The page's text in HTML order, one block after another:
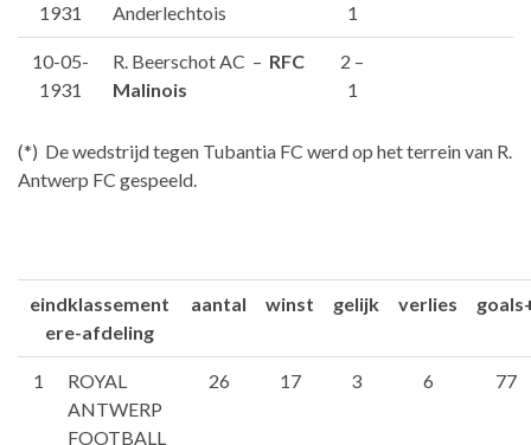
1931
Anderlechtois
1
10-05-
1931
R. Beerschot AC – RFC
Malinois
2 –
1
(*) De wedstrijd tegen Tubantia FC werd op het terrein van R.
Antwerp FC gespeeld.
eindklassement
ere-afdeling
aantal winst gelijk verlies
1
ROYAL
ANTWERP
FOOTBALL
26 17 3 6 77